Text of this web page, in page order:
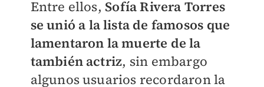
Entre ellos, Sofía Rivera Torres
se unió a la lista de famosos que
lamentaron la muerte de la
también actriz, sin embargo
algunos usuarios recordaron la